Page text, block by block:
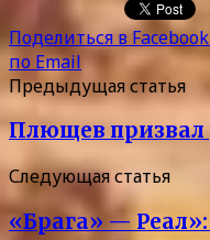
Поделиться в Facebook
по Email
Предыдущая статья
Плющев призвал
Следующая статья
«Брага» —